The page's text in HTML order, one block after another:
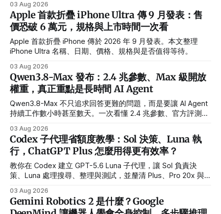
03 Aug 2026
Apple 首款折疊 iPhone Ultra 傳 9 月發表：售
價恐破 6 萬元，規格與上市時間一次看
Apple 首款折疊 iPhone 傳於 2026 年 9 月發表。本文整理
iPhone Ultra 名稱、日期、價格、規格與是否值得等待。
03 Aug 2026
Qwen3.8-Max 發布：2.4 兆參數、Max 級開放
權重，真正重點是長時間 AI Agent
Qwen3.8-Max 不只追求回答更難的問題，而是要讓 AI Agent
持續工作數小時甚至數天。一次看懂 2.4 兆參數、官方評測、
03 Aug 2026
Codex 子代理省額度教學：Sol 決策、Luna 執
行，ChatGPT Plus 怎麼用得更有效率？
教你在 Codex 建立 GPT-5.6 Luna 子代理，讓 Sol 負責決
策、Luna 處理搜尋、整理與測試，並釐清 Plus、Pro 20x 與
03 Aug 2026
Gemini Robotics 2 是什麼？Google